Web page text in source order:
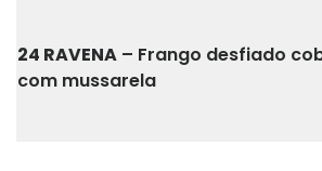
24 RAVENA – Frango desfiado
com mussarela